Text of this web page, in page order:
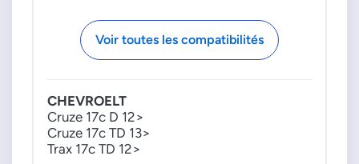
55495425
55495697
55508598
55570040
55574126
55575409
Voir toutes les compatibilités
CHEVROELT
Cruze 17c D 12>
Cruze 17c TD 13>
Trax 17c TD 12>